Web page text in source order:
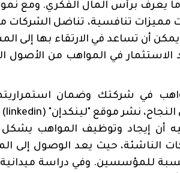
ما يعرف برأس المال الفكري. ومع
مميزات تنافسية، تناضل الشركات
أن تساعد في الارتقاء بها إلى
الاستثمار في المواهب من الأصول
في شركتك وضمان
نشر موقع "لينكدإن" (linkedin
)
أن إيجاد وتوظيف المواهب يشكل
الناشئة، حيث يعد الوصول إلى
للمؤسسين. وفي دراسة